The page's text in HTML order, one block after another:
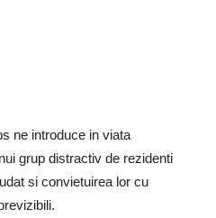
ne introduce in viata
grup distractiv de rezidenti
si convietuirea lor cu